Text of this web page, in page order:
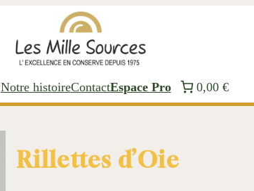
Notre histoireContactEspace Pro 0,00 €
Rillettes d’Oie